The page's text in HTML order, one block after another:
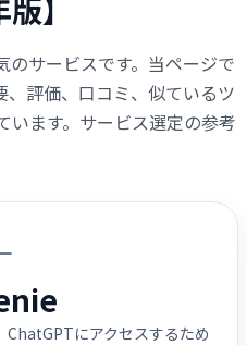
】
サービスです。当ページで
評価、口コミ、似ているツ
います。サービス選定の参考
にアクセスするため